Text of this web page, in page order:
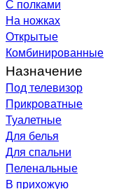
С полками
На ножках
Открытые
Комбинированные
Назначение
Под телевизор
Прикроватные
Туалетные
Для белья
Для спальни
Пеленальные
В прихожую